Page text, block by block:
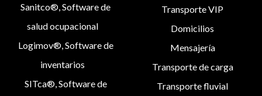
Transporte VIP
Domicilios
Mensajería
Transporte de carga
Transporte fluvial
Sanitco®, Software de
salud ocupacional
Logimov®, Software de
inventarios
SITca®, Software de